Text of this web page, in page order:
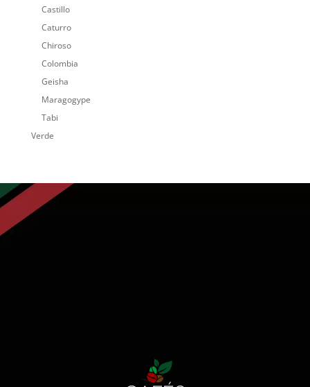
Castillo
Caturro
Chiroso
Colombia
Geisha
Maragogype
Tabi
Verde